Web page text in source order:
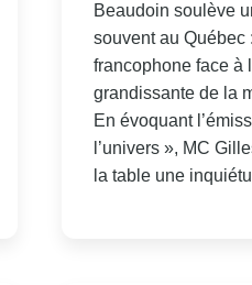
Beaudoin soulève
souvent au Québec
francophone face à
grandissante de la
En évoquant
l’univers », MC
la table une